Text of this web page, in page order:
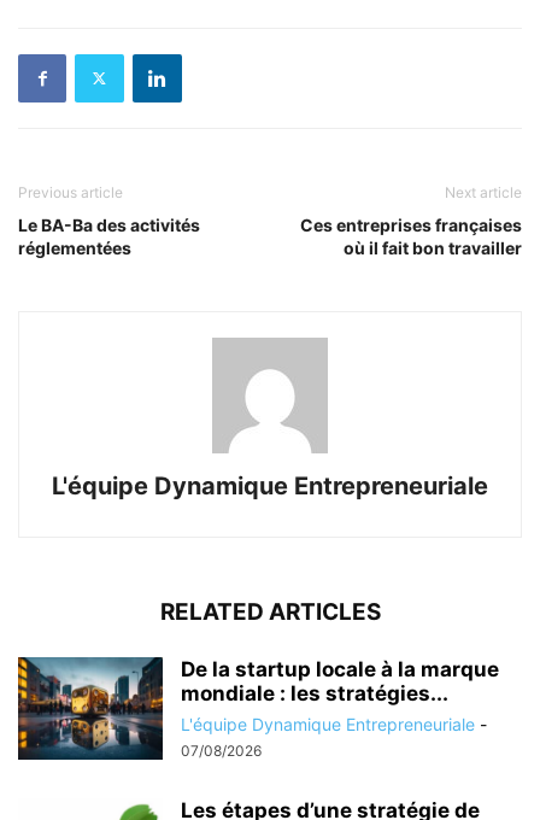
Previous article
Le BA-Ba des activités
réglementées
Next article
Ces entreprises françaises
où il fait bon travailler
L'équipe Dynamique Entrepreneuriale
RELATED ARTICLES
De la startup locale à la marque
mondiale : les stratégies...
L'équipe Dynamique Entrepreneuriale -
07/08/2026
Les étapes d’une stratégie de